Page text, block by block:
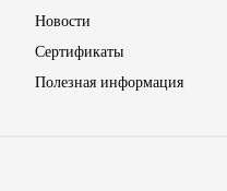
Новости
Сертификаты
Полезная информация